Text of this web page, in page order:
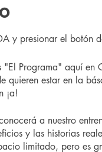
y presionar el botón
"El Programa" aquí
quieren estar en la
¡a!
a nuestro
y las historias
limitado, pero es